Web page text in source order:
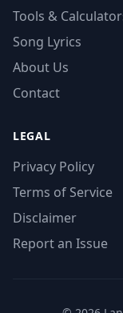
Tools &
Song Lyrics
About Us
Contact
LEGAL
Privacy Policy
Terms of Service
Disclaimer
Report an Issue